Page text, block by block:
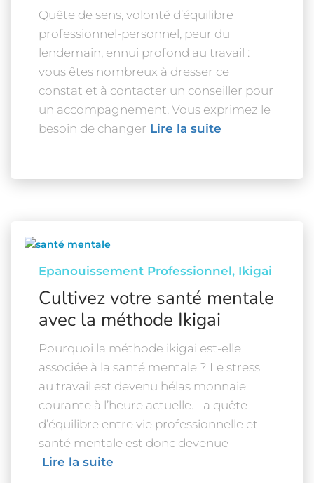
Quête de sens, volonté d’équilibre
professionnel-personnel, peur du
lendemain, ennui profond au travail :
vous êtes nombreux à dresser ce
constat et à contacter un conseiller pour
un accompagnement. Vous exprimez le
besoin de changer Lire la suite
Epanouissement Professionnel Ikigai
Cultivez votre santé mentale
avec la méthode Ikigai
Pourquoi la méthode ikigai est-elle
associée à la santé mentale ? Le stress
au travail est devenu hélas monnaie
courante à l’heure actuelle. La quête
d’équilibre entre vie professionnelle et
santé mentale est donc devenue
Lire la suite